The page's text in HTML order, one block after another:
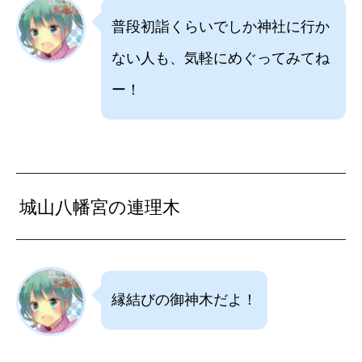
普段初詣くらいでしか神社に行か
ない人も、気軽にめぐってみてね
ー！
城山八幡宮の連理木
縁結びの御神木だよ！